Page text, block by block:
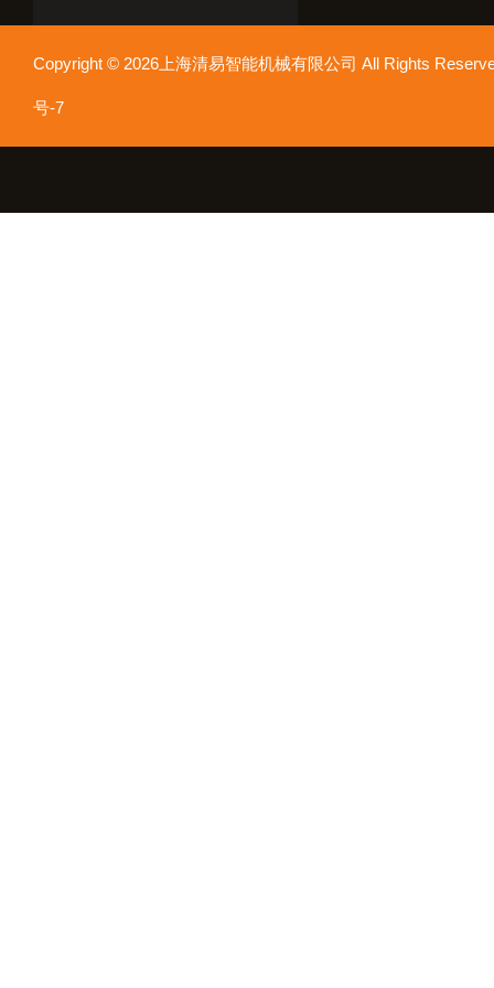
Copyright © 2026上海清易智能机械有限公司 All Rights
号-7